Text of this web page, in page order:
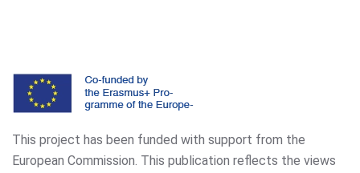
This project has been funded with support from the
European Commission. This publication reflects the views